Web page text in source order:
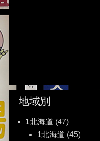
地域別
1北海道 (47)
1北海道 (45)